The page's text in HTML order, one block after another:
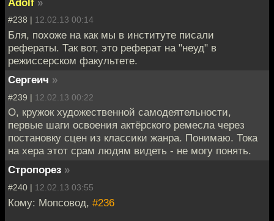
Adolf »
#238 | 12.02.13 00:14
Бля, похоже на как мы в институте писали
рефераты. Так вот, это реферат на "неуд" в
режиссерском факультете.
Сергеич »
#239 | 12.02.13 00:22
О, кружок художественной самодеятельности,
первые шаги освоения актёрского ремесла через
постановку сцен из классики жанра. Понимаю. Тока
на хера этот срам людям видеть - не могу понять.
Стропорез »
#240 | 12.02.13 03:55
Кому: Мопсовод, #236